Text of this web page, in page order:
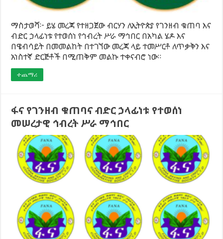
ማስታወሻ፦ ይሄ መረጃ የተዘጋጀው ብርሃን ለኢትዮጵያ የገንዘብ ቁጠባ እና
ብድር ኃላፊነቱ የተወሰነ የኅብረት ሥራ ማኅበር በአካል ሄዶ እና
በዌብሳይት በመመልከት በተገኘው መረጃ ላይ ተመሥርቶ ለጥቃቅን እና
አነስተኛ ድርጅቶች በሚጠቅም መልኩ ተቀናብሮ ነው።
ተጨማሪ
ፋና የገንዘብ ቁጠባና ብድር ኃላፊነቱ የተወሰነ
መሠረታዊ ኅብረት ሥራ ማኅበር